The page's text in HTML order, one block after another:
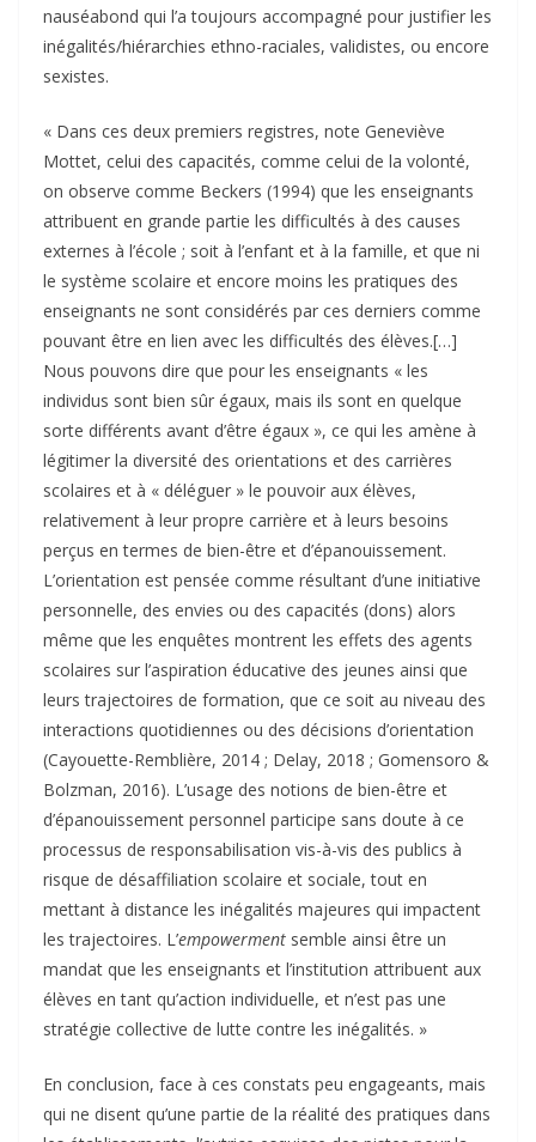
nauséabond qui l’a toujours accompagné pour justifier les
inégalités/hiérarchies ethno-raciales, validistes, ou encore
sexistes.
« Dans ces deux premiers registres, note Geneviève
Mottet, celui des capacités, comme celui de la volonté,
on observe comme Beckers (1994) que les enseignants
attribuent en grande partie les difficultés à des causes
externes à l’école ; soit à l’enfant et à la famille, et que ni
le système scolaire et encore moins les pratiques des
enseignants ne sont considérés par ces derniers comme
pouvant être en lien avec les difficultés des élèves.[…]
Nous pouvons dire que pour les enseignants « les
individus sont bien sûr égaux, mais ils sont en quelque
sorte différents avant d’être égaux », ce qui les amène à
légitimer la diversité des orientations et des carrières
scolaires et à « déléguer » le pouvoir aux élèves,
relativement à leur propre carrière et à leurs besoins
perçus en termes de bien-être et d’épanouissement.
L’orientation est pensée comme résultant d’une initiative
personnelle, des envies ou des capacités (dons) alors
même que les enquêtes montrent les effets des agents
scolaires sur l’aspiration éducative des jeunes ainsi que
leurs trajectoires de formation, que ce soit au niveau des
interactions quotidiennes ou des décisions d’orientation
(Cayouette-Remblière, 2014 ; Delay, 2018 ; Gomensoro &
Bolzman, 2016). L’usage des notions de bien-être et
d’épanouissement personnel participe sans doute à ce
processus de responsabilisation vis-à-vis des publics à
risque de désaffiliation scolaire et sociale, tout en
mettant à distance les inégalités majeures qui impactent
les trajectoires. L’empowerment semble ainsi être un
mandat que les enseignants et l’institution attribuent aux
élèves en tant qu’action individuelle, et n’est pas une
stratégie collective de lutte contre les inégalités. »
En conclusion, face à ces constats peu engageants, mais
qui ne disent qu’une partie de la réalité des pratiques dans